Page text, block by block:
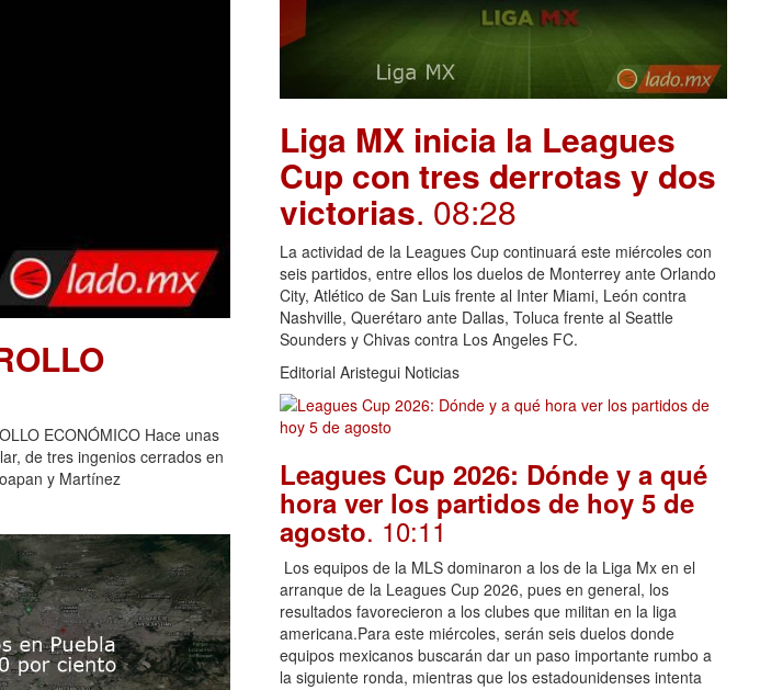
ECONÓMICO Hace unas
de tres ingenios cerrados en
y Martínez
Liga MX inicia la Leagues
Cup con tres derrotas y dos
victorias. 08:28
La actividad de la Leagues Cup continuará este miércoles con
seis partidos, entre ellos los duelos de Monterrey ante Orlando
City, Atlético de San Luis frente al Inter Miami, León contra
Nashville, Querétaro ante Dallas, Toluca frente al Seattle
Sounders y Chivas contra Los Angeles FC.
Editorial Aristegui Noticias
Leagues Cup 2026: Dónde y a qué
hora ver los partidos de hoy 5 de
agosto. 10:11
Los equipos de la MLS dominaron a los de la Liga Mx en el
arranque de la Leagues Cup 2026, pues en general, los
resultados favorecieron a los clubes que militan en la liga
americana.Para este miércoles, serán seis duelos donde
equipos mexicanos buscarán dar un paso importante rumbo a
la siguiente ronda, mientras que los estadounidenses intenta